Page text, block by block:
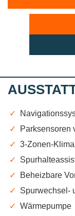
✓
✓
Parksensoren
✓ 3-Zonen-
✓
✓
Beheizbare
✓
Spurwechsel-
✓ Wärmepumpe